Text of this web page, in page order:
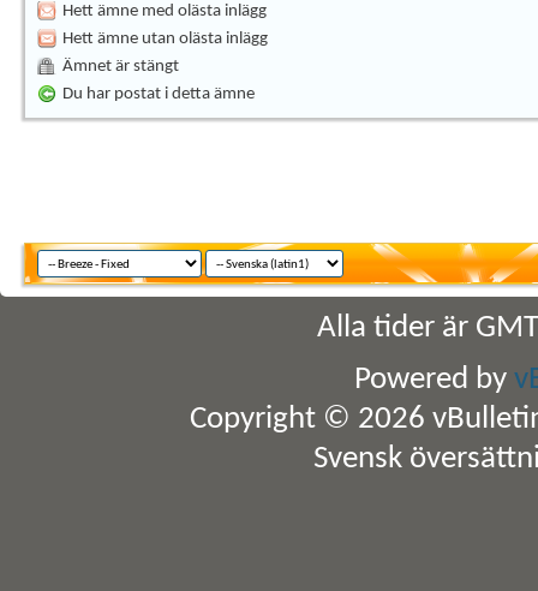
Hett ämne med olästa inlägg
Hett ämne utan olästa inlägg
Ämnet är stängt
Du har postat i detta ämne
Alla tider är
Powered by
Copyright © 2026
Svensk